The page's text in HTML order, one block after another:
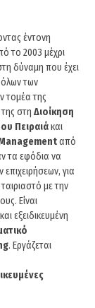
έντονη
το 2003 μέχρι
δύναμη που έχει
όλων των
τομέα της
στη Διοίκηση
Πειραιάκαι
από
τα εφόδια να
για
με την
Είναι
και εξειδικευμένη
. Εργάζεται